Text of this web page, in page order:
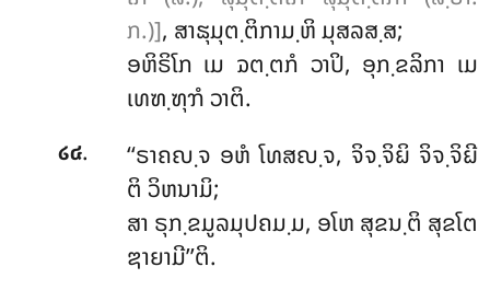
ກ.)], ສາຘຸມຸຕ຺ຕິກາມ຺ຫິ ມຸສລສ຺ສ;
ອຫິຣິໂກ ເມ ຉຕ຺ຕກໍ ວາປິ, ອຸກ຺ຂລິກາ ເມ
ເທຑ຺ຑຸຠໍ ວາຕິ.
໒໔.
‘‘ຣາຄຎ຺ຈ ອຫໍ ໂທສຎ຺ຈ, ຈິຈ຺ຈິຏິ ຈິຈ຺ຈິຏີ
ຕິ ວິຫນາມິ;
ສາ ຣຸກ຺ຂມູລມຸປຄມ຺ມ, ອໂຫ ສຸຂນ຺ຕິ ສຸຂໂຕ
ຌາຍາມີ’’ຕິ.